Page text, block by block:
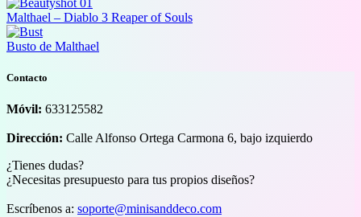
Malthael – Diablo 3 Reaper of Souls
Busto de Malthael
Contacto
Móvil: 633125582
Dirección: Calle Alfonso Ortega Carmona 6, bajo izquierdo
¿Tienes dudas?
¿Necesitas presupuesto para tus propios diseños?
Escríbenos a: soporte@minisanddeco.com